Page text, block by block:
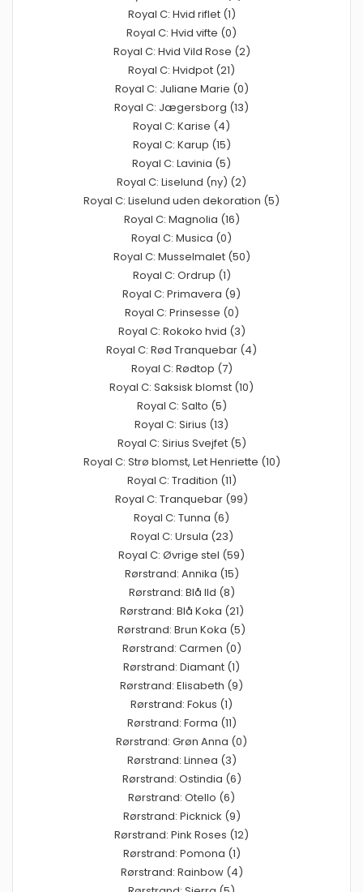
Royal C: Hvid riflet (1)
Royal C: Hvid vifte (0)
Royal C: Hvid Vild Rose (2)
Royal C: Hvidpot (21)
Royal C: Juliane Marie (0)
Royal C: Jægersborg (13)
Royal C: Karise (4)
Royal C: Karup (15)
Royal C: Lavinia (5)
Royal C: Liselund (ny) (2)
Royal C: Liselund uden dekoration (5)
Royal C: Magnolia (16)
Royal C: Musica (0)
Royal C: Musselmalet (50)
Royal C: Ordrup (1)
Royal C: Primavera (9)
Royal C: Prinsesse (0)
Royal C: Rokoko hvid (3)
Royal C: Rød Tranquebar (4)
Royal C: Rødtop (7)
Royal C: Saksisk blomst (10)
Royal C: Salto (5)
Royal C: Sirius (13)
Royal C: Sirius Svejfet (5)
Royal C: Strø blomst, Let Henriette (10)
Royal C: Tradition (11)
Royal C: Tranquebar (99)
Royal C: Tunna (6)
Royal C: Ursula (23)
Royal C: Øvrige stel (59)
Rørstrand: Annika (15)
Rørstrand: Blå Ild (8)
Rørstrand: Blå Koka (21)
Rørstrand: Brun Koka (5)
Rørstrand: Carmen (0)
Rørstrand: Diamant (1)
Rørstrand: Elisabeth (9)
Rørstrand: Fokus (1)
Rørstrand: Forma (11)
Rørstrand: Grøn Anna (0)
Rørstrand: Linnea (3)
Rørstrand: Ostindia (6)
Rørstrand: Otello (6)
Rørstrand: Picknick (9)
Rørstrand: Pink Roses (12)
Rørstrand: Pomona (1)
Rørstrand: Rainbow (4)